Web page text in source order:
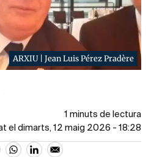
ARXIU | Jean Luis Pérez Pradère
1 minuts de lectura
el dimarts, 12 maig 2026 - 18:28